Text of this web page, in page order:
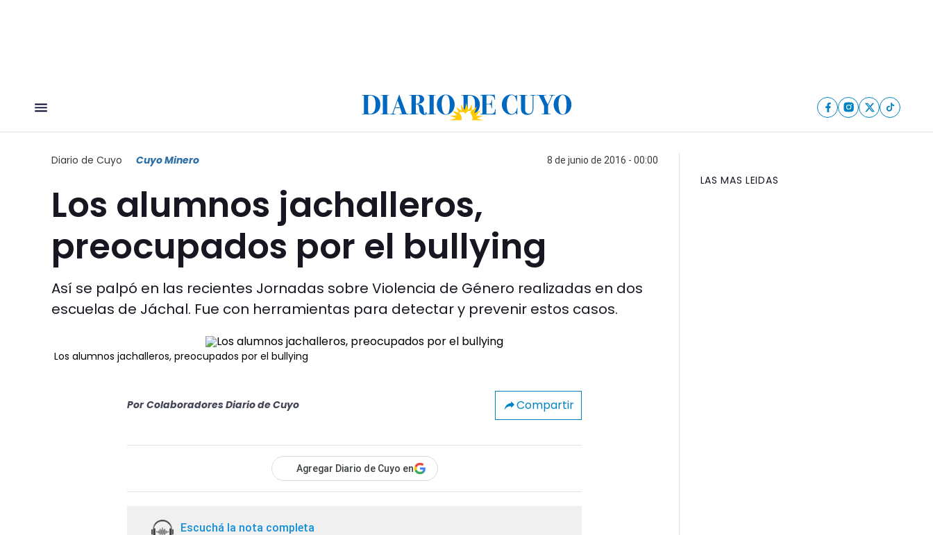
Diario de Cuyo Cuyo Minero 8 de junio de 2016 - 00:00
Los alumnos jachalleros,
preocupados por el bullying
Así se palpó en las recientes Jornadas sobre Violencia de Género realizadas en dos
escuelas de Jáchal. Fue con herramientas para detectar y prevenir estos casos.
Los alumnos jachalleros, preocupados por el bullying
Por Colaboradores Diario de Cuyo Compartir
Agregar Diario de Cuyo en
Escuchá la nota completa
LAS MAS LEIDAS